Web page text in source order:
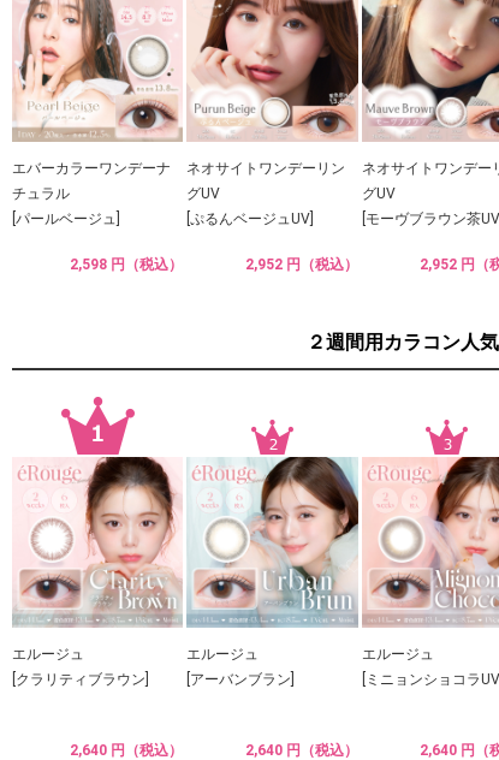
エバーカラーワンデーナ
チュラル
[パールベージュ]
2,598 円（税込）
ネオサイトワンデーリン
グUV
[ぷるんベージュUV]
2,952 円（税込）
ネオサイトワンデー
グUV
[モーヴブラウン茶UV]
2,952 円（
２週間用カラコン人
エルージュ
[クラリティブラウン]
2,640 円（税込）
エルージュ
[アーバンブラン]
2,640 円（税込）
エルージュ
[ミニョンショコラ
2,640 円（